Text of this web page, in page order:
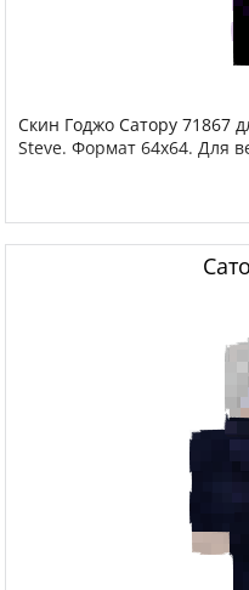
Скин Годжо Сатору 71867
Steve. Формат 64x64. Для